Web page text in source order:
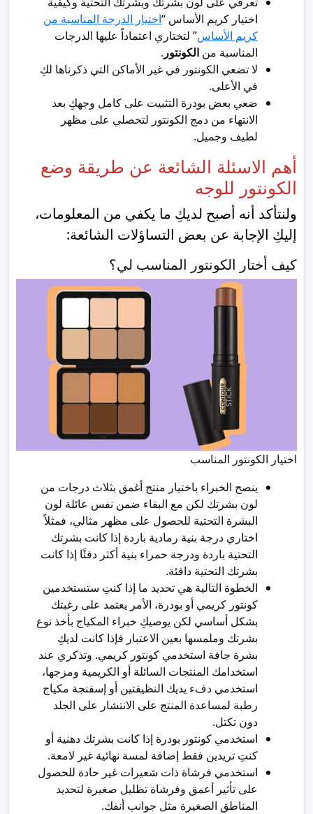
اختيار كريم الأساس “اختيار الدرجة المناسبة من
كريم الأساس” لتختاري اعتماداً عليها الدرجات
المناسبة من الكونتور .
لا تضعي الكونتور في غير الأماكن التي ذكرناها لكِ
في الأعلى.
ضعي بعض بودرة التثبيت على كامل وجهكِ بعد
الانتهاء من دمج الكونتور لتحصلي على مظهر
لطيف وجميل.
أهم الاسئلة الشائعة عن طريقة وضع
الكونتور للوجه
ولنتأكد أنه أصبح لديكِ ما يكفي من المعلومات،
إليكِ الإجابة عن بعض التساؤلات الشائعة:
كيف أختار الكونتور المناسب لي؟
اختيار الكونتور المناسب
ينصح الخبراء باختيار منتج أغمق بثلاث درجات من
لون بشرتك لكن مع البقاء ضمن نفس عائلة لون
البشرة التحتية للحصول على مظهر مثالي، فمثلاً
اختاري درجة بنية رمادية باردة إذا كانت بشرتك
التحتية باردة ودرجة حمراء بنية أكثر دفئًا إذا كانت
بشرتك التحتية دافئة.
الخطوة التالية هي تحديد ما إذا كنتِ ستستخدمين
كونتور كريمي أو بودرة، الأمر يعتمد على رغبتك
بشكل أساسي لكن يوصيكِ خبراء المكياج بأخذ نوع
بشرتك وملمسها بعين الاعتبار فإذا كانت لديكِ
بشرة جافة استخدمي كونتور كريمي. وتذكري عند
استخدامك المنتجات السائلة أو الكريمية ومزجها،
استخدمي دفء يديك النظيفتين أو إسفنجة مكياج
رطبة لمساعدة المنتج على الانتشار على الجلد
دون تكتل.
استخدمي كونتور بودرة إذا كانت بشرتك دهنية أو
كنتِ تريدين فقط إضافة لمسة نهائية غير لامعة.
استخدمي فرشاة ذات شعيرات غير حادة للحصول
على تأثير أعمق وفرشاة تظليل صغيرة لتحديد
المناطق الصغيرة مثل جوانب أنفك.